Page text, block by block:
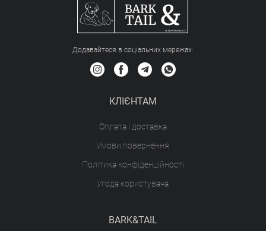
Додавайтеся в соціальних мережах:
КЛІЄНТАМ
Оплата і доставка
Умови повернення
Політика конфіденційності
Угода користувача
BARK&TAIL